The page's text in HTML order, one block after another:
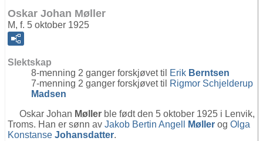
Oskar Johan Møller
M, f. 5 oktober 1925
Slektskap
8-menning 2 ganger forskjøvet til
Erik Berntsen
7-menning 2 ganger forskjøvet til
Rigmor Schjelderup
Madsen
Oskar Johan Møller ble født den 5 oktober 1925 i Lenvik,
Troms. Han er sønn av Jakob Bertin Angell Møller og Olga
Konstanse Johansdatter.